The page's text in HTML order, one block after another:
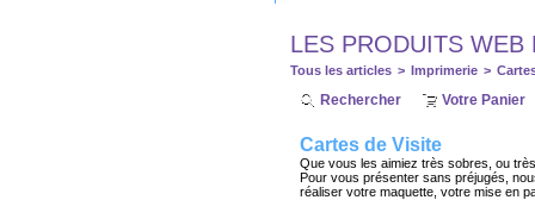
LES PRODUITS
Tous les articles > Imprimerie >
Rechercher Votre Panier
Cartes de Visite
Que vous les aimiez très sobres, ou
Pour vous présenter sans préjugés,
réaliser votre maquette, votre mise en